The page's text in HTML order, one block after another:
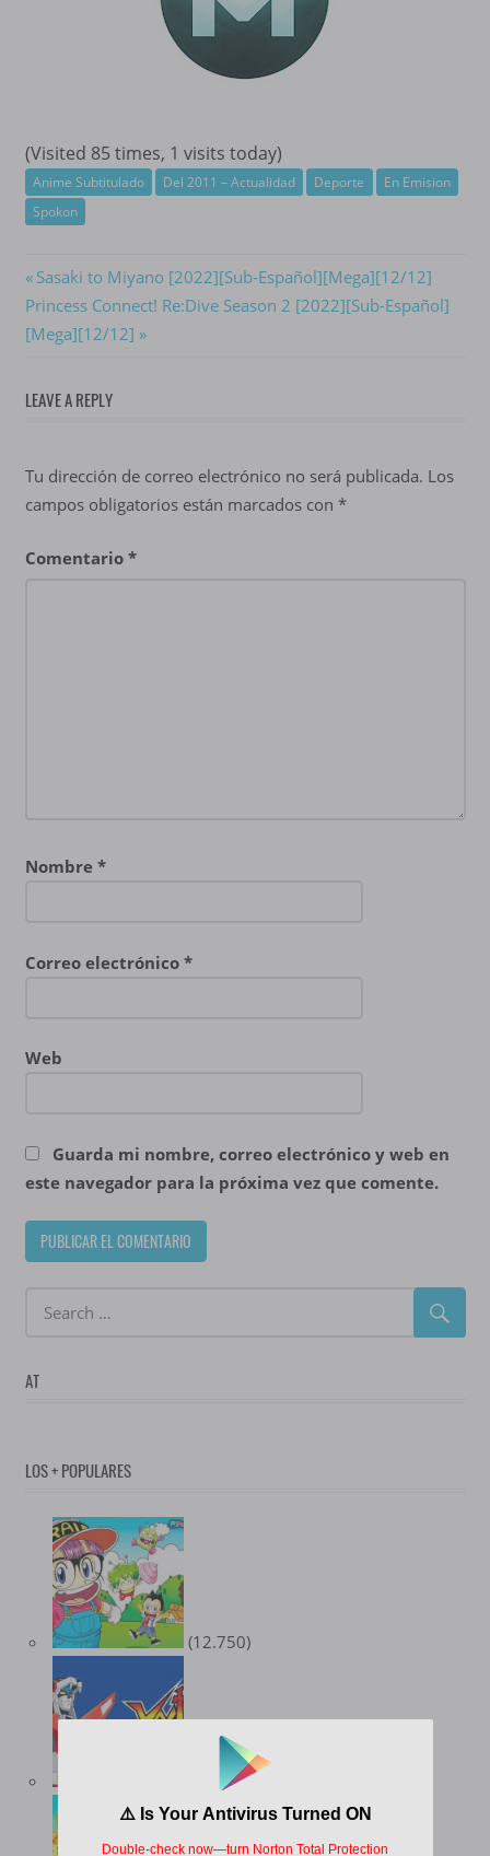
(Visited 85 times, 1 visits today)
Anime Subtitulado Del 2011 – Actualidad Deporte
En Emision
Spokon
Navegación
de
Previous
Post:
Sasaki to Miyano [2022][Sub-Español][Mega][12/12]
Next
Post:
Princess Connect! Re:Dive Season 2 [2022][Sub-Español]
[Mega][12/12]
LEAVE A REPLY
Tu dirección de correo electrónico no será publicada. Los
campos obligatorios están marcados con *
Comentario *
Nombre *
Correo electrónico *
Web
Guarda mi nombre, correo electrónico y web en
este navegador para la próxima vez que comente.
AT
LOS + POPULARES
(12.750)
(10.358)